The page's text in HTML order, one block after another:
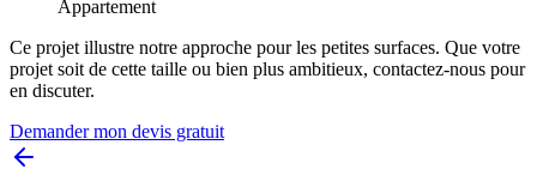
Appartement
Ce projet illustre notre approche pour les petites surfaces. Que votre
projet soit de cette taille ou bien plus ambitieux, contactez-nous pour
en discuter.
Demander mon devis gratuit